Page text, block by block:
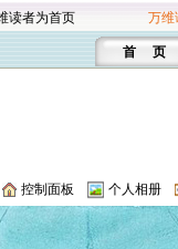
读者为首页 万维
首 页
控制面板 个人相册